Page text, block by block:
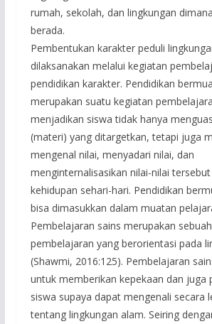
rumah, sekolah, dan lingkungan
berada.
Pembentukan karakter peduli
dilaksanakan melalui kegiatan
pendidikan karakter. Pendidikan
merupakan suatu kegiatan
menjadikan siswa tidak hanya
(materi) yang ditargetkan, tetapi juga
mengenal nilai, menyadari nilai, dan
menginternalisasikan nilai-nilai
kehidupan sehari-hari. Pendidikan
bisa dimasukkan dalam muatan
Pembelajaran sains merupakan
pembelajaran yang berorientasi pada
(Shawmi, 2016:125). Pembelajaran
untuk memberikan kepekaan dan juga
siswa supaya dapat mengenali secara
tentang lingkungan alam. Seiring